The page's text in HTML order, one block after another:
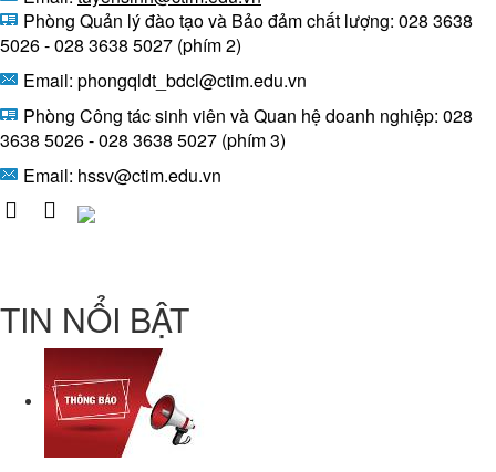
Phòng Quản lý đào tạo và Bảo đảm chất lượng: 028 3638
5026 - 028 3638 5027 (phím 2)
Email: phongqldt_bdcl@ctim.edu.vn
Phòng Công tác sinh viên và Quan hệ doanh nghiệp: 028
3638 5026 - 028 3638 5027 (phím 3)
Email: hssv@ctim.edu.vn
TIN NỔI BẬT